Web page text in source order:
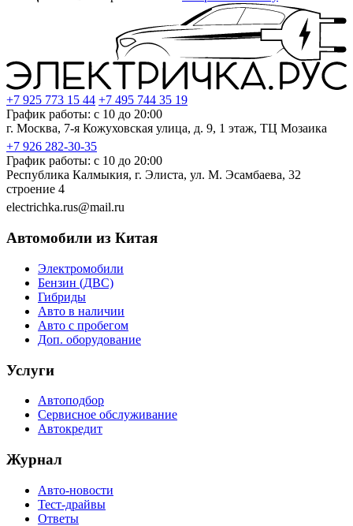
+7 925 773 15 44 +7 495 744 35 19
График работы: с 10 до 20:00
г. Москва, 7-я Кожуховская улица, д. 9, 1 этаж, ТЦ Мозаика
+7 926 282-30-35
График работы: с 10 до 20:00
Республика Калмыкия, г. Элиста, ул. М. Эсамбаева, 32
строение 4
electrichka.rus@mail.ru
Автомобили из Китая
Электромобили
Бензин (ДВС)
Гибриды
Авто в наличии
Авто с пробегом
Доп. оборудование
Услуги
Автоподбор
Сервисное обслуживание
Автокредит
Журнал
Авто-новости
Тест-драйвы
Ответы